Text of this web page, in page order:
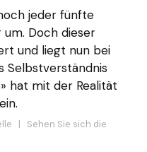
jeder fünfte
Doch dieser
und liegt nun bei
Selbstverständnis
hat mit der Realität
| Sehen Sie sich die